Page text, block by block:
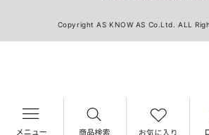
Copyright AS KNOW AS Co.Ltd. ALL